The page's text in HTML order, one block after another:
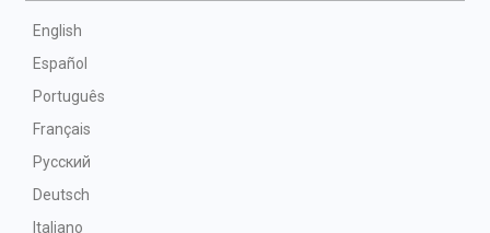
English
Español
Português
Français
Русский
Deutsch
Italiano